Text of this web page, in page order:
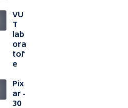
VU
T
lab
ora
toř
e
Pix
ar -
30